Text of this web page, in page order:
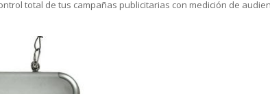
total de tus campañas publicitarias con medición de